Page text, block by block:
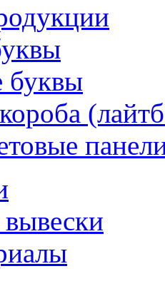
буквы